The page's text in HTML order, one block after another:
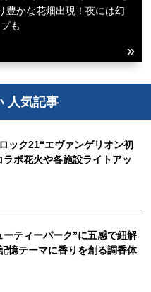
豊かな花畑出現！夜には幻
も
人気記事
ック21“エヴァンゲリオン初
ラボ花火や各施設ライトアッ
ーティーパーク”に五感で紐解
憶テーマに香りを創る調香体